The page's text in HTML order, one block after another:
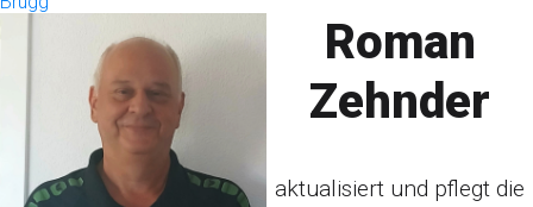
Roman
Zehnder
aktualisiert und pflegt die